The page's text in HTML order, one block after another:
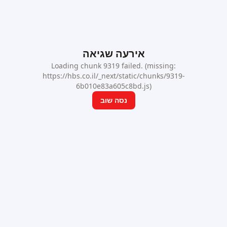
אירעה שגיאה
Loading chunk 9319 failed. (missing:
https://hbs.co.il/_next/static/chunks/9319-
6b010e83a605c8bd.js)